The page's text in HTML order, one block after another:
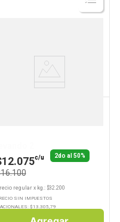
Ver
Producto
c/u 2do al 50%
regularx kg.: $32.200
SIN IMPUESTOS
$ 13.305,79